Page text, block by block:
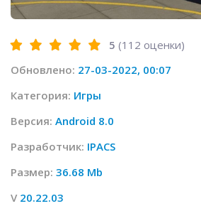
5 (112 оценки)
Обновлено: 27-03-2022, 00:07
Категория: Игры
Версия: Android 8.0
Разработчик: IPACS
Размер: 36.68 Mb
V 20.22.03